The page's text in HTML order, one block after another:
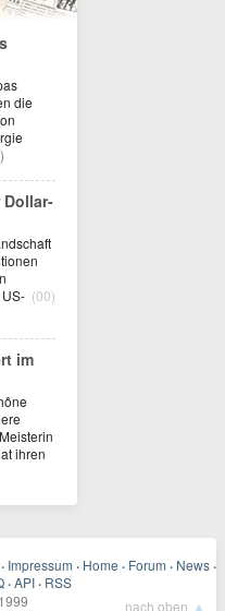
die
(00)
im
ihren
· Impressum · Home · Forum · News ·
· API · RSS
nach oben